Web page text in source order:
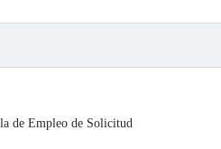
de Empleo de Solicitud